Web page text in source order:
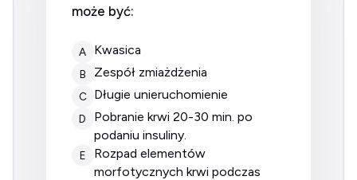
może być:
A kwasica
B zespół zmiażdżenia
C długie unieruchomienie
D
pobranie krwi 20-30 min. po
podaniu insuliny.
E
rozpad elementów
morfotycznych krwi podczas